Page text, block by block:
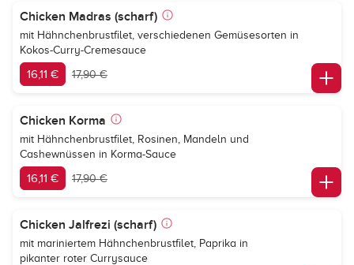
Chicken Madras (scharf)
mit Hähnchenbrustfilet, verschiedenen Gemüsesorten in
Kokos-Curry-Cremesauce
16,11 € 17,90 €
Chicken Korma
mit Hähnchenbrustfilet, Rosinen, Mandeln und
Cashewnüssen in Korma-Sauce
16,11 € 17,90 €
Chicken Jalfrezi (scharf)
mit mariniertem Hähnchenbrustfilet, Paprika in
pikanter roter Currysauce